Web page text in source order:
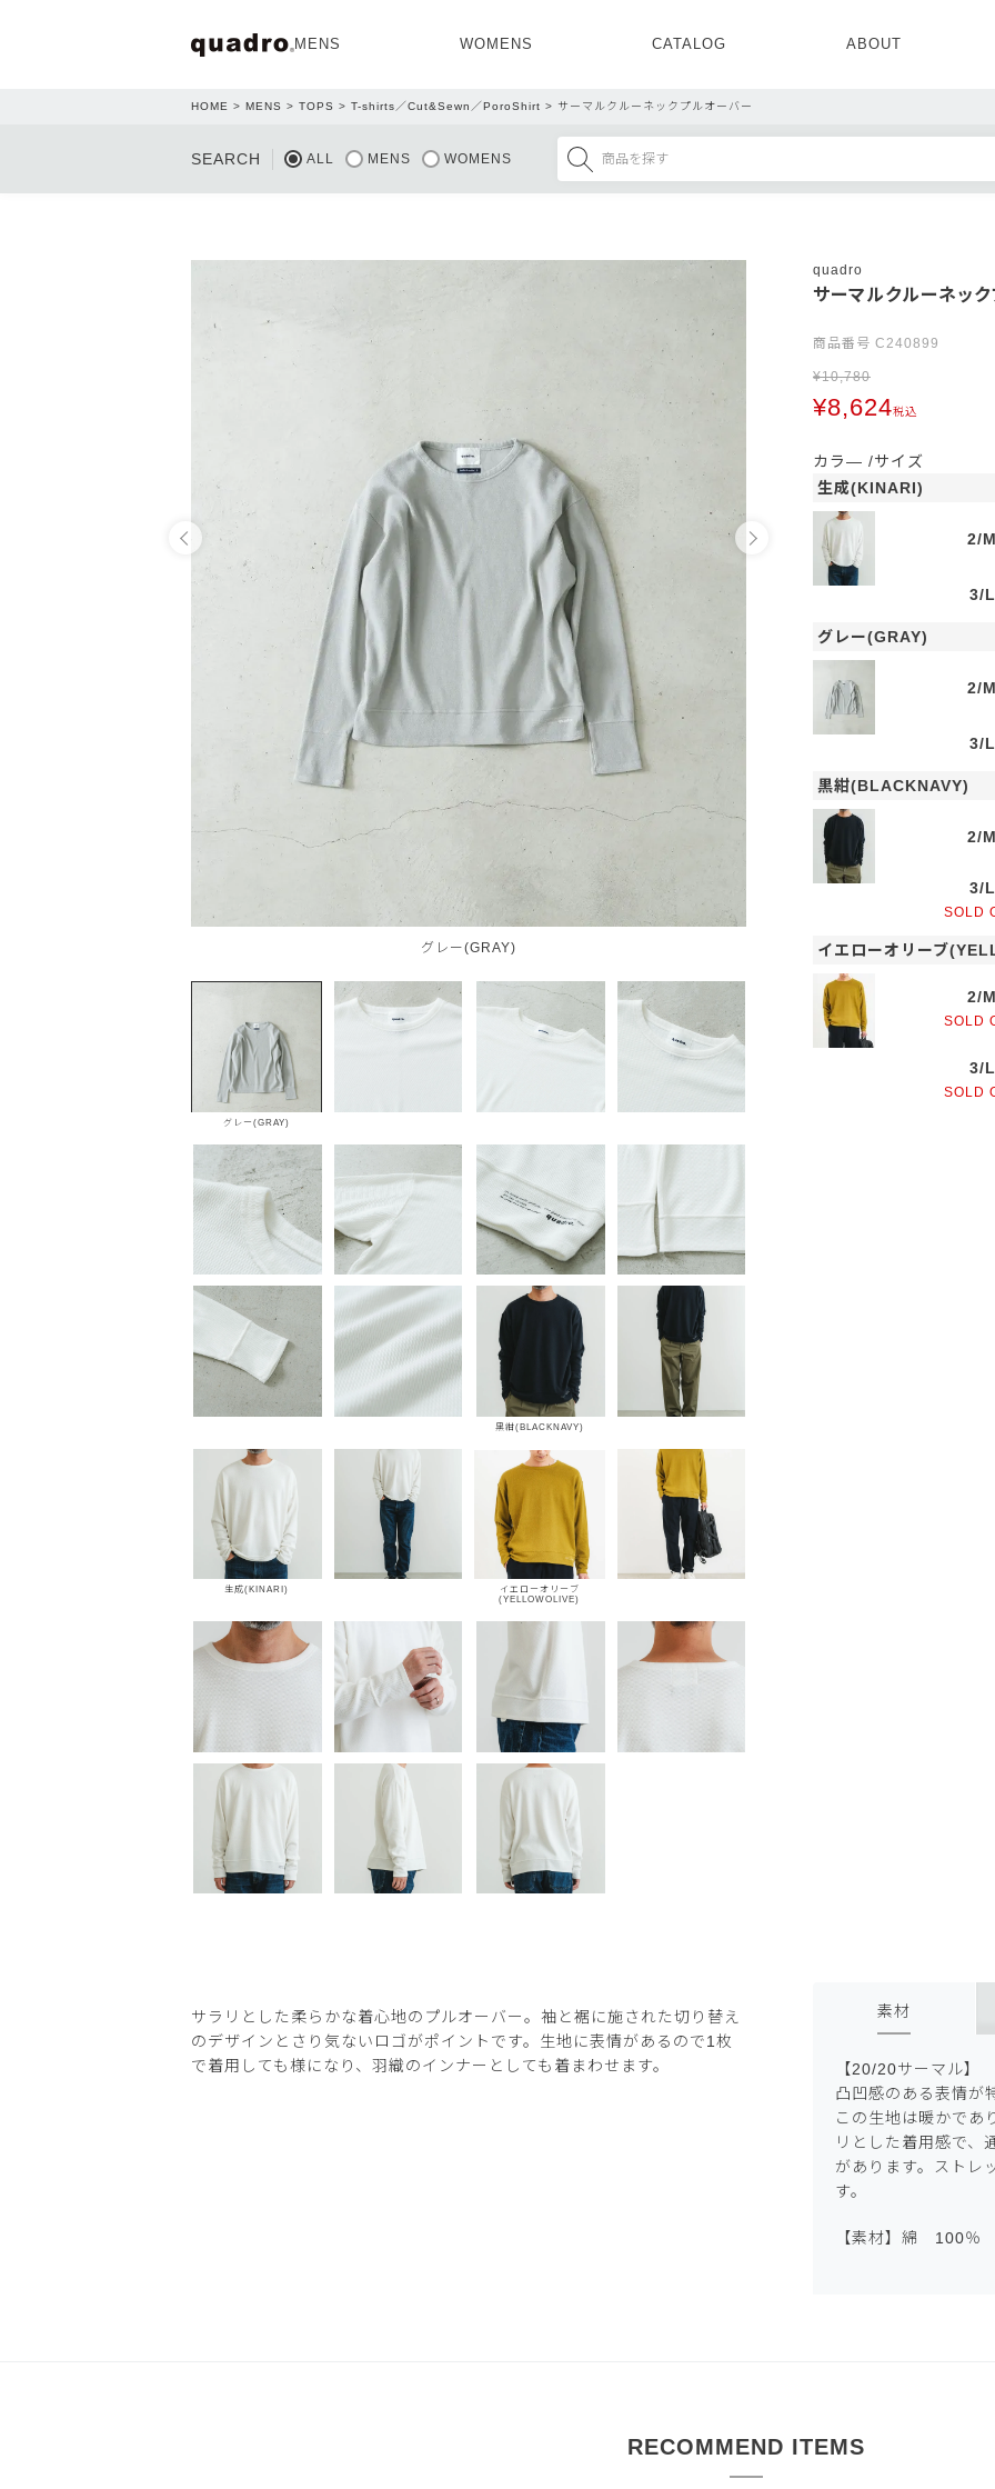
MENS
MENS ALL
TOPS OUTER
WOMENS
WOMENS ALL
TOPS OUTER
CATALOG ABOUT
CONCEPT NEWS
HOME MENS TOPS T-shirts／Cut&Sewn／PoroShirt サーマルクルーネックプルオーバー
SEARCH ALL MENS WOMENS
グレー(GRAY)
グレー(GRAY)
黒紺(BLACKNAVY)
生成(KINARI)
イエローオリーブ
(YELLOWOLIVE)
quadro
サーマルクルーネッ
商品番号 C240899
¥10,780
¥8,624税込
カラ―
サイズ
生成(KINARI)
2/M
3/L
グレー(GRAY)
2/M
3/L
黒紺(BLACKNAVY)
2/M
3/L
SOLD
イエローオリーブ
2/M
SOLD
3/L
SOLD
サラリとした柔らかな着心地のプルオーバー。袖と裾に施された切り替え
のデザインとさり気ないロゴがポイントです。生地に表情があるので1枚
で着用しても様になり、羽織のインナーとしても着まわせます。
素材
【20/20サーマル】
凸凹感のある表情が
この生地は暖かであ
リとした着用感で、
があります。ストレ
す。
【素材】綿 100％
RECOMMEND ITEMS